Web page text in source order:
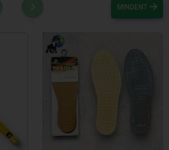
MINDENT